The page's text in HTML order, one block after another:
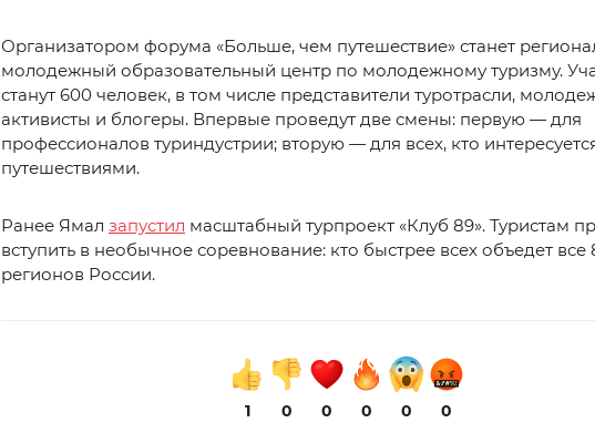
Организатором форума «Больше, чем путешествие» станет
молодежный образовательный центр по молодежному туризму.
станут 600 человек, в том числе представители туротрасли,
активисты и блогеры. Впервые проведут две смены: первую — для
профессионалов туриндустрии; вторую — для всех, кто
путешествиями.
Ранее Ямал запустил масштабный турпроект «Клуб 89». Туристам
вступить в необычное соревнование: кто быстрее всех объедет все
регионов России.
1 0 0 0 0 0